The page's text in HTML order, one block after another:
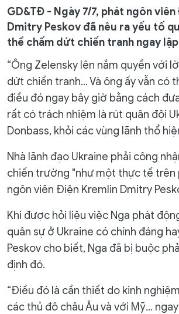
GD&TĐ - Ngày 7/7, phát ngôn
Dmitry Peskov đã nêu ra yếu tố
thể chấm dứt chiến tranh ngay
“Ông Zelensky lên nắm quyền với
dứt chiến tranh… Và ông ấy vẫn có
điều đó ngay bây giờ bằng cách
rất có trách nhiệm là rút quân đội
Donbass, khỏi các vùng lãnh thổ
Nhà lãnh đạo Ukraine phải công
chiến trường "như một thực tế trên
ngôn viên Điện Kremlin Dmitry
Khi được hỏi liệu việc Nga phát
quân sự ở Ukraine có chính đáng
Peskov cho biết, Nga đã bị buộc
định đó.
“Điều đó là cần thiết do kinh
các thủ đô châu Âu và với Mỹ…